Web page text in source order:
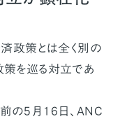
政策とは全く別の
策を巡る対立であ
の5月16日、ANC